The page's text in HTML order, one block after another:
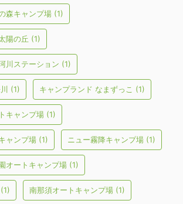
森キャンプ場 (1)
陽の丘 (1)
川ステーション (1)
(1) キャンプランド なまずっこ (1)
キャンプ場 (1)
ャンプ場 (1) ニュー霧降キャンプ場 (1)
オートキャンプ場 (1)
(1) 南那須オートキャンプ場 (1)